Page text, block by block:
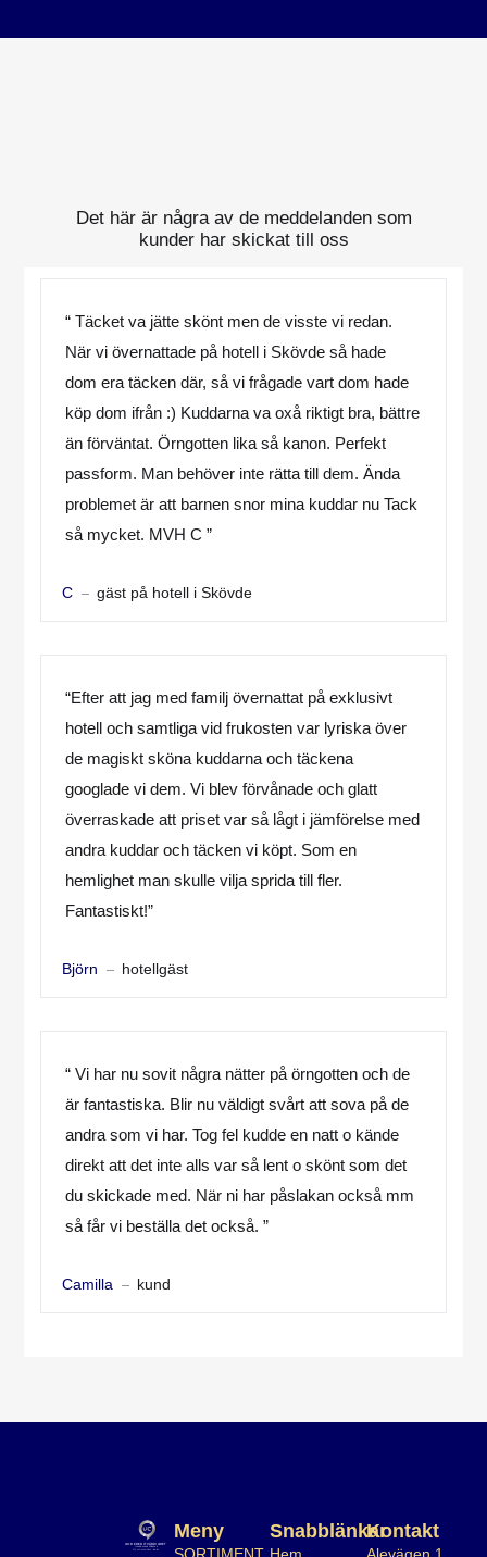
Det här är några av de meddelanden som
kunder har skickat till oss
“ Täcket va jätte skönt men de visste vi redan.
När vi övernattade på hotell i Skövde så hade
dom era täcken där, så vi frågade vart dom hade
köp dom ifrån :) Kuddarna va oxå riktigt bra, bättre
än förväntat. Örngotten lika så kanon. Perfekt
passform. Man behöver inte rätta till dem. Ända
problemet är att barnen snor mina kuddar nu Tack
så mycket. MVH C ”
C gäst på hotell i Skövde
“Efter att jag med familj övernattat på exklusivt
hotell och samtliga vid frukosten var lyriska över
de magiskt sköna kuddarna och täckena
googlade vi dem. Vi blev förvånade och glatt
överraskade att priset var så lågt i jämförelse med
andra kuddar och täcken vi köpt. Som en
hemlighet man skulle vilja sprida till fler.
Fantastiskt!”
Björn hotellgäst
“ Vi har nu sovit några nätter på örngotten och de
är fantastiska. Blir nu väldigt svårt att sova på de
andra som vi har. Tog fel kudde en natt o kände
direkt att det inte alls var så lent o skönt som det
du skickade med. När ni har påslakan också mm
så får vi beställa det också. ”
Camilla kund
Snabblänkar
Hem
Meny
SORTIMENT
Kontakt
Alevägen 1,